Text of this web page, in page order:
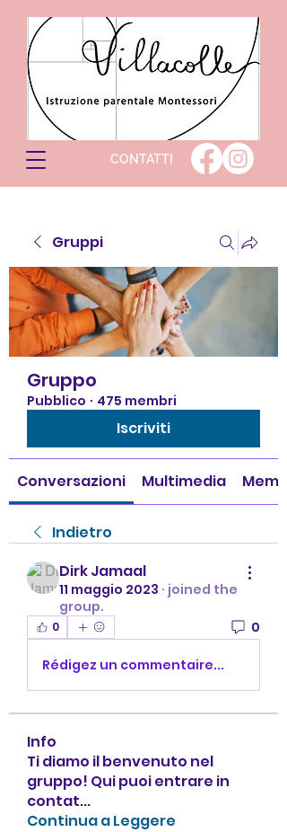
CONTATTI
Gruppi
Gruppo
Pubblico · 475 membri
Iscriviti
Conversazioni Multimedia
Indietro
Dirk Jamaal
11 maggio 2023 · joined the
group.
0 0
Rédigez un commentaire...
Info
Ti diamo il benvenuto nel
gruppo! Qui puoi entrare in
contat...
Continua a Leggere